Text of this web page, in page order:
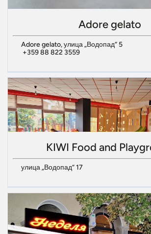
Adore gelato
Adore gelato, улица „Водопад“ 5
+359 88 822 3559
KIWI Food and
улица „Водопад“ 17